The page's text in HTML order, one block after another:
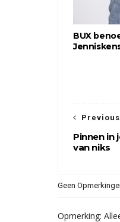
BUX
Previous
Pinnen in
van niks
Geen
Opmerking: